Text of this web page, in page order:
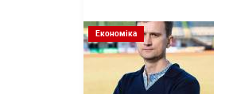
Економіка